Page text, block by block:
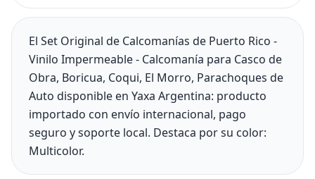
El Set Original de Calcomanías de Puerto Rico -
Vinilo Impermeable - Calcomanía para Casco de
Obra, Boricua, Coqui, El Morro, Parachoques de
Auto disponible en Yaxa Argentina: producto
importado con envío internacional, pago
seguro y soporte local. Destaca por su color:
Multicolor.